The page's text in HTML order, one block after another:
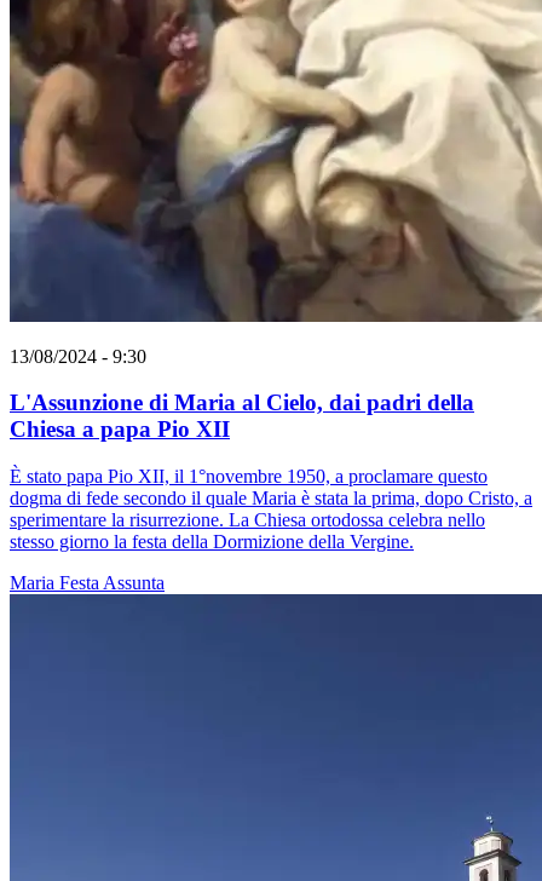
13/08/2024 - 9:30
L'Assunzione di Maria al Cielo, dai padri della
Chiesa a papa Pio XII
È stato papa Pio XII, il 1°novembre 1950, a proclamare questo
dogma di fede secondo il quale Maria è stata la prima, dopo Cristo, a
sperimentare la risurrezione. La Chiesa ortodossa celebra nello
stesso giorno la festa della Dormizione della Vergine.
Maria Festa Assunta